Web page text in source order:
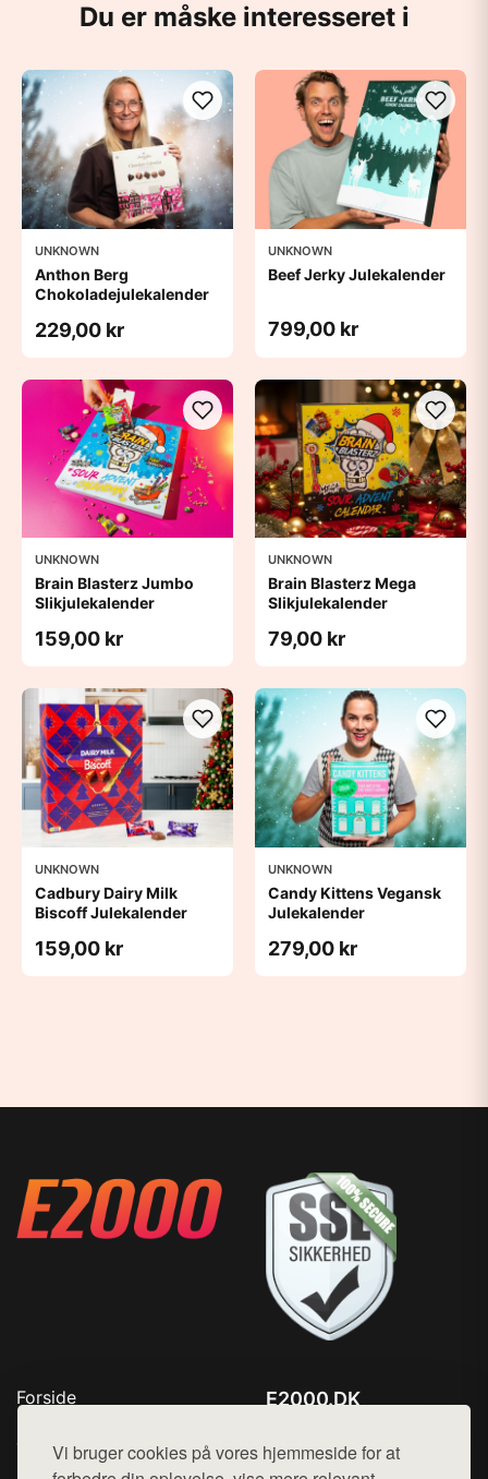
Vi bruger cookies på vores hjemmeside for at
Du er måske interesseret i
UNKNOWN
Anthon Berg
Chokoladejulekalender
229,00 kr
UNKNOWN
Beef Jerky Julekalender
799,00 kr
UNKNOWN
Brain Blasterz Jumbo
Slikjulekalender
159,00 kr
UNKNOWN
Brain Blasterz Mega
Slikjulekalender
79,00 kr
UNKNOWN
Cadbury Dairy Milk
Biscoff Julekalender
159,00 kr
UNKNOWN
Candy Kittens Vegansk
Julekalender
279,00 kr
Forside
Top Rabatter
E2000.DK
Mail: hej@want.dk